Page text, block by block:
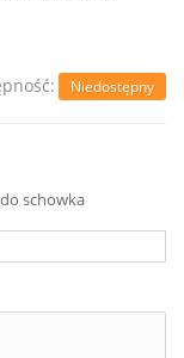
Niedostępny
schowka